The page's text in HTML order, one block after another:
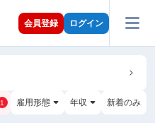
会員登録 ログイン
1 雇用形態 年収 新着のみ